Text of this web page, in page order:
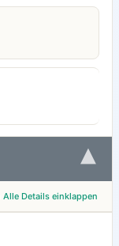
▾
Alle Details einklappen